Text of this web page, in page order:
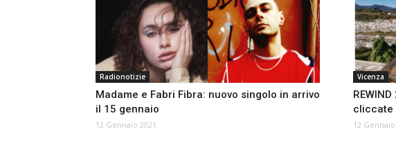
Radionotizie
Madame e Fabri Fibra: nuovo singolo in arrivo
il 15 gennaio
12 Gennaio 2021
Vicenza
cliccate
12 Gennaio